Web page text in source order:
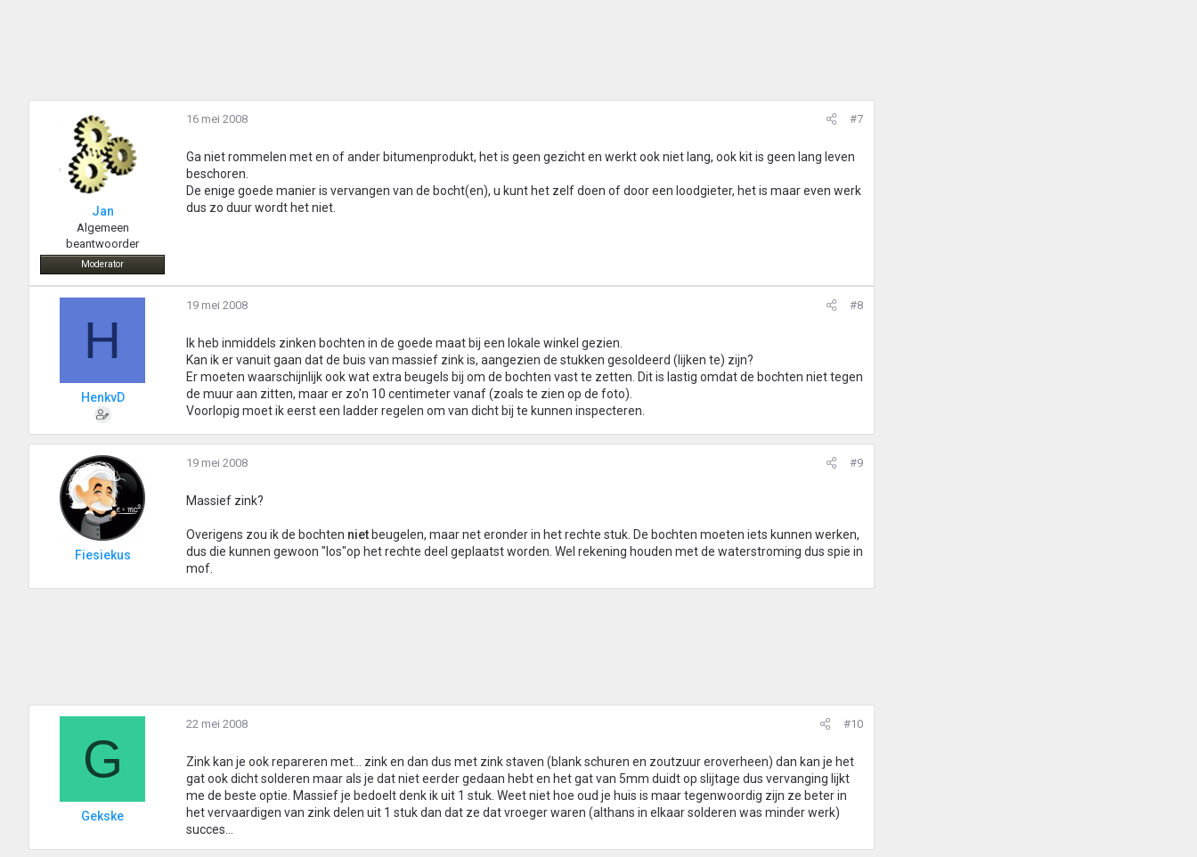
Jan
Algemeen
beantwoorder
Moderator
16 mei 2008 #7
Ga niet rommelen met en of ander bitumenprodukt, het is geen gezicht en werkt ook niet lang, ook kit is geen lang leven
beschoren.
De enige goede manier is vervangen van de bocht(en), u kunt het zelf doen of door een loodgieter, het is maar even werk
dus zo duur wordt het niet.
H
HenkvD
19 mei 2008 #8
Ik heb inmiddels zinken bochten in de goede maat bij een lokale winkel gezien.
Kan ik er vanuit gaan dat de buis van massief zink is, aangezien de stukken gesoldeerd (lijken te) zijn?
Er moeten waarschijnlijk ook wat extra beugels bij om de bochten vast te zetten. Dit is lastig omdat de bochten niet tegen
de muur aan zitten, maar er zo'n 10 centimeter vanaf (zoals te zien op de foto).
Voorlopig moet ik eerst een ladder regelen om van dicht bij te kunnen inspecteren.
Fiesiekus
19 mei 2008 #9
Massief zink?
Overigens zou ik de bochten niet beugelen, maar net eronder in het rechte stuk. De bochten moeten iets kunnen werken,
dus die kunnen gewoon "los"op het rechte deel geplaatst worden. Wel rekening houden met de waterstroming dus spie in
mof.
G
Gekske
22 mei 2008 #10
Zink kan je ook repareren met... zink en dan dus met zink staven (blank schuren en zoutzuur eroverheen) dan kan je het
gat ook dicht solderen maar als je dat niet eerder gedaan hebt en het gat van 5mm duidt op slijtage dus vervanging lijkt
me de beste optie. Massief je bedoelt denk ik uit 1 stuk. Weet niet hoe oud je huis is maar tegenwoordig zijn ze beter in
het vervaardigen van zink delen uit 1 stuk dan dat ze dat vroeger waren (althans in elkaar solderen was minder werk)
succes...